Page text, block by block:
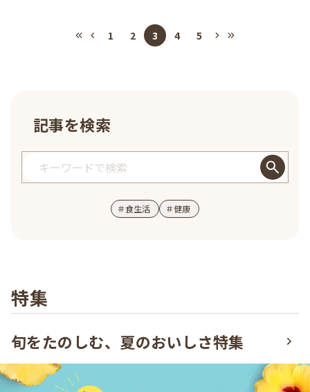
1 2 3 4 5
記事を検索
＃食生活 ＃健康
特集
旬をたのしむ、夏のおいしさ特集